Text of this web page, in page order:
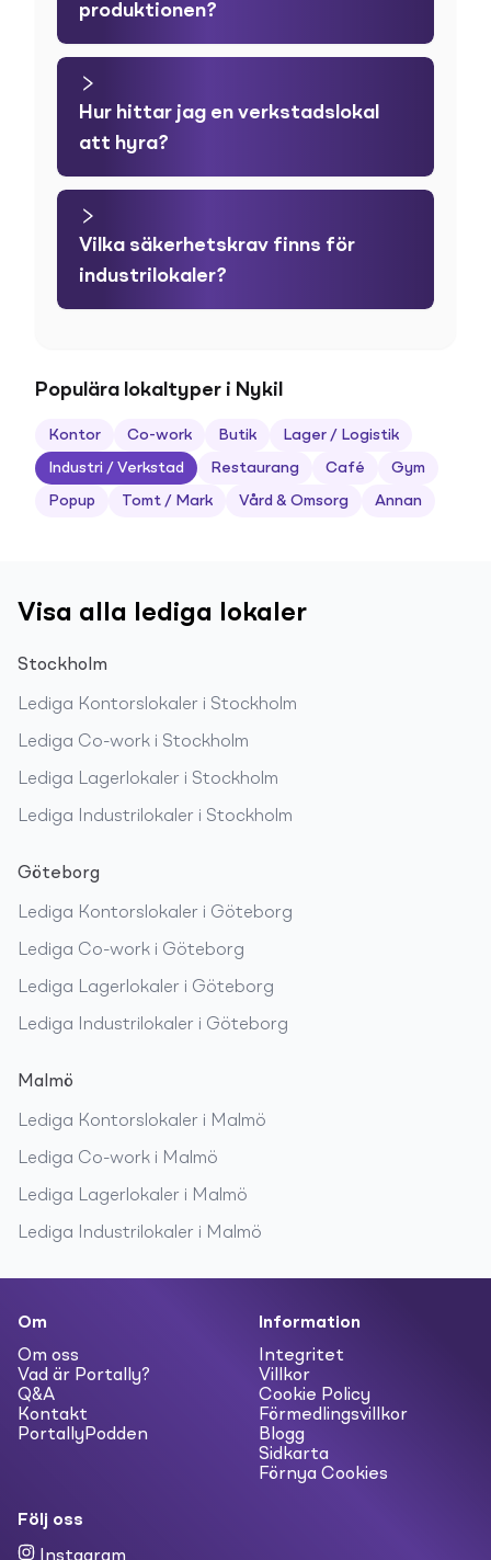
produktionen?
Hur hittar jag en verkstadslokal
att hyra?
Vilka säkerhetskrav finns för
industrilokaler?
Populära lokaltyper i Nykil
Kontor Co-work Butik Lager / Logistik
Industri / Verkstad Restaurang Café Gym
Popup Tomt / Mark Vård & Omsorg Annan
Visa alla lediga lokaler
Stockholm
Lediga Kontorslokaler i Stockholm
Lediga Co-work i Stockholm
Lediga Lagerlokaler i Stockholm
Lediga Industrilokaler i Stockholm
Göteborg
Lediga Kontorslokaler i Göteborg
Lediga Co-work i Göteborg
Lediga Lagerlokaler i Göteborg
Lediga Industrilokaler i Göteborg
Malmö
Lediga Kontorslokaler i Malmö
Lediga Co-work i Malmö
Lediga Lagerlokaler i Malmö
Lediga Industrilokaler i Malmö
Om
Om oss
Vad är Portally?
Q&A
Kontakt
PortallyPodden
Information
Integritet
Villkor
Cookie Policy
Förmedlingsvillkor
Blogg
Sidkarta
Förnya Cookies
Följ oss